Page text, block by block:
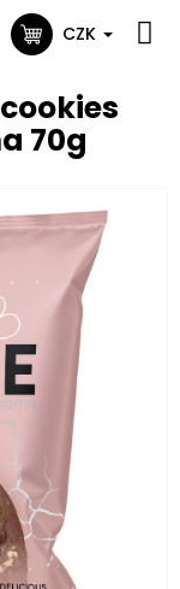
NÁKUPNÍ
CZK
70g